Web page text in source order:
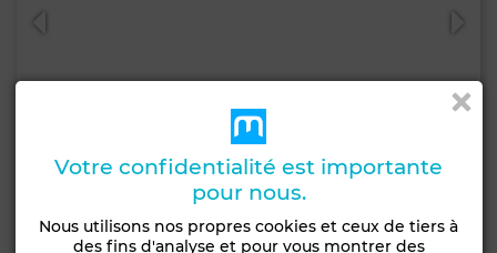
20 000 DH
Votre confidentialité est importante
pour nous.
Nous utilisons nos propres cookies et ceux de tiers à
des fins d'analyse et pour vous montrer des